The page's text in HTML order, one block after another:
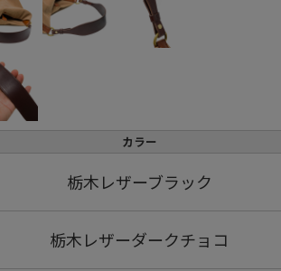
カラー
栃木レザーブラック
栃木レザーダークチョコ